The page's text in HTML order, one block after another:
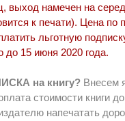
выход намечен на
к печати). Цена по
льготную
до 15 июня 2020 года.
на книгу? Внесем
стоимости книги
напечатать